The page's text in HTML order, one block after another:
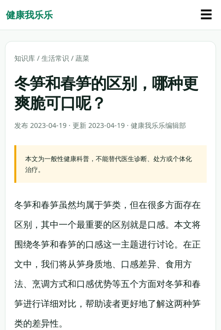
健康我乐乐 ☰
知识库 / 生活常识 / 蔬菜
冬笋和春笋的区别，哪种更
爽脆可口呢？
发布 2023-04-19 · 更新 2023-04-19 · 健康我乐乐编辑部
本文为一般性健康科普，不能替代医生诊断、处方或个体化
治疗。
冬笋和春笋虽然均属于笋类，但在很多方面存在
区别，其中一个最重要的区别就是口感。本文将
围绕冬笋和春笋的口感这一主题进行讨论。在正
文中，我们将从笋身质地、口感差异、食用方
法、烹调方式和口感优势等五个方面对冬笋和春
笋进行详细对比，帮助读者更好地了解这两种笋
类的差异性。